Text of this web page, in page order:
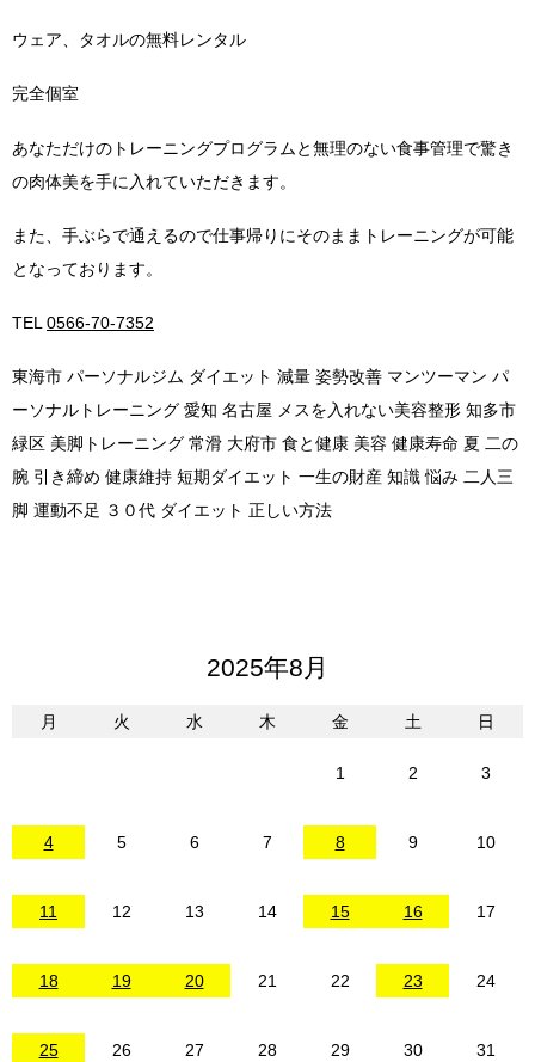
ウェア、タオルの無料レンタル
完全個室
あなただけのトレーニングプログラムと無理のない食事管理で驚き
の肉体美を手に入れていただきます。
また、手ぶらで通えるので仕事帰りにそのままトレーニングが可能
となっております。
TEL 0566-70-7352
東海市 パーソナルジム ダイエット 減量 姿勢改善 マンツーマン パ
ーソナルトレーニング 愛知 名古屋 メスを入れない美容整形 知多市
緑区 美脚トレーニング 常滑 大府市 食と健康 美容 健康寿命 夏 二の
腕 引き締め 健康維持 短期ダイエット 一生の財産 知識 悩み 二人三
脚 運動不足 ３０代 ダイエット 正しい方法
2025年8月
月 火 水 木 金 土 日
1 2 3
4 5 6 7 8 9 10
11 12 13 14 15 16 17
18 19 20 21 22 23 24
25 26 27 28 29 30 31